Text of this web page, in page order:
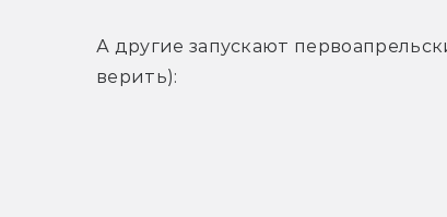
А другие запускают
верить):